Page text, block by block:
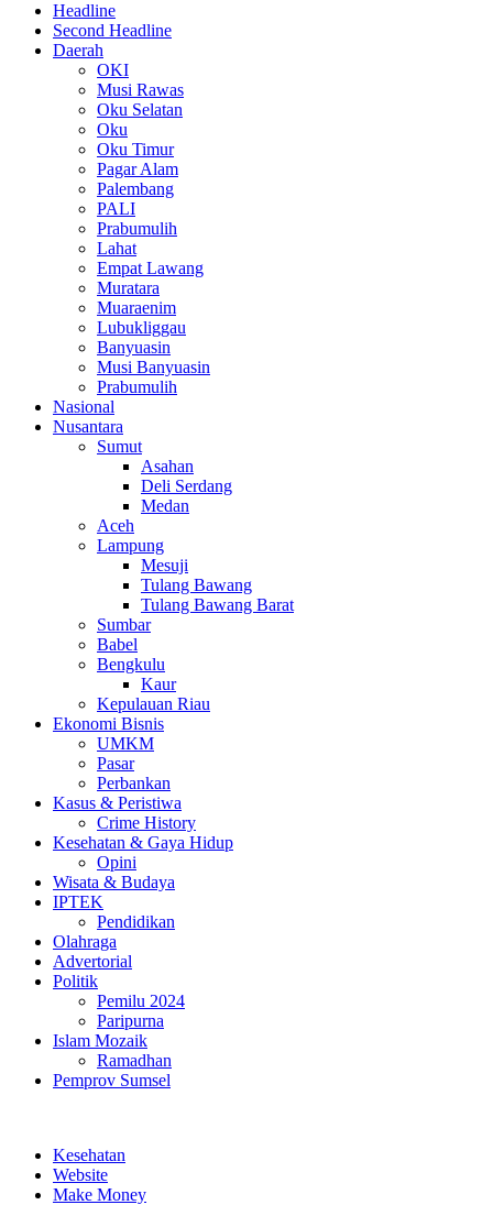
Headline
Second Headline
Daerah
OKI
Musi Rawas
Oku Selatan
Oku
Oku Timur
Pagar Alam
Palembang
PALI
Prabumulih
Lahat
Empat Lawang
Muratara
Muaraenim
Lubukliggau
Banyuasin
Musi Banyuasin
Prabumulih
Nasional
Nusantara
Sumut
Asahan
Deli Serdang
Medan
Aceh
Lampung
Mesuji
Tulang Bawang
Tulang Bawang Barat
Sumbar
Babel
Bengkulu
Kaur
Kepulauan Riau
Ekonomi Bisnis
UMKM
Pasar
Perbankan
Kasus & Peristiwa
Crime History
Kesehatan & Gaya Hidup
Opini
Wisata & Budaya
IPTEK
Pendidikan
Olahraga
Advertorial
Politik
Pemilu 2024
Paripurna
Islam Mozaik
Ramadhan
Pemprov Sumsel
Kesehatan
Website
Make Money